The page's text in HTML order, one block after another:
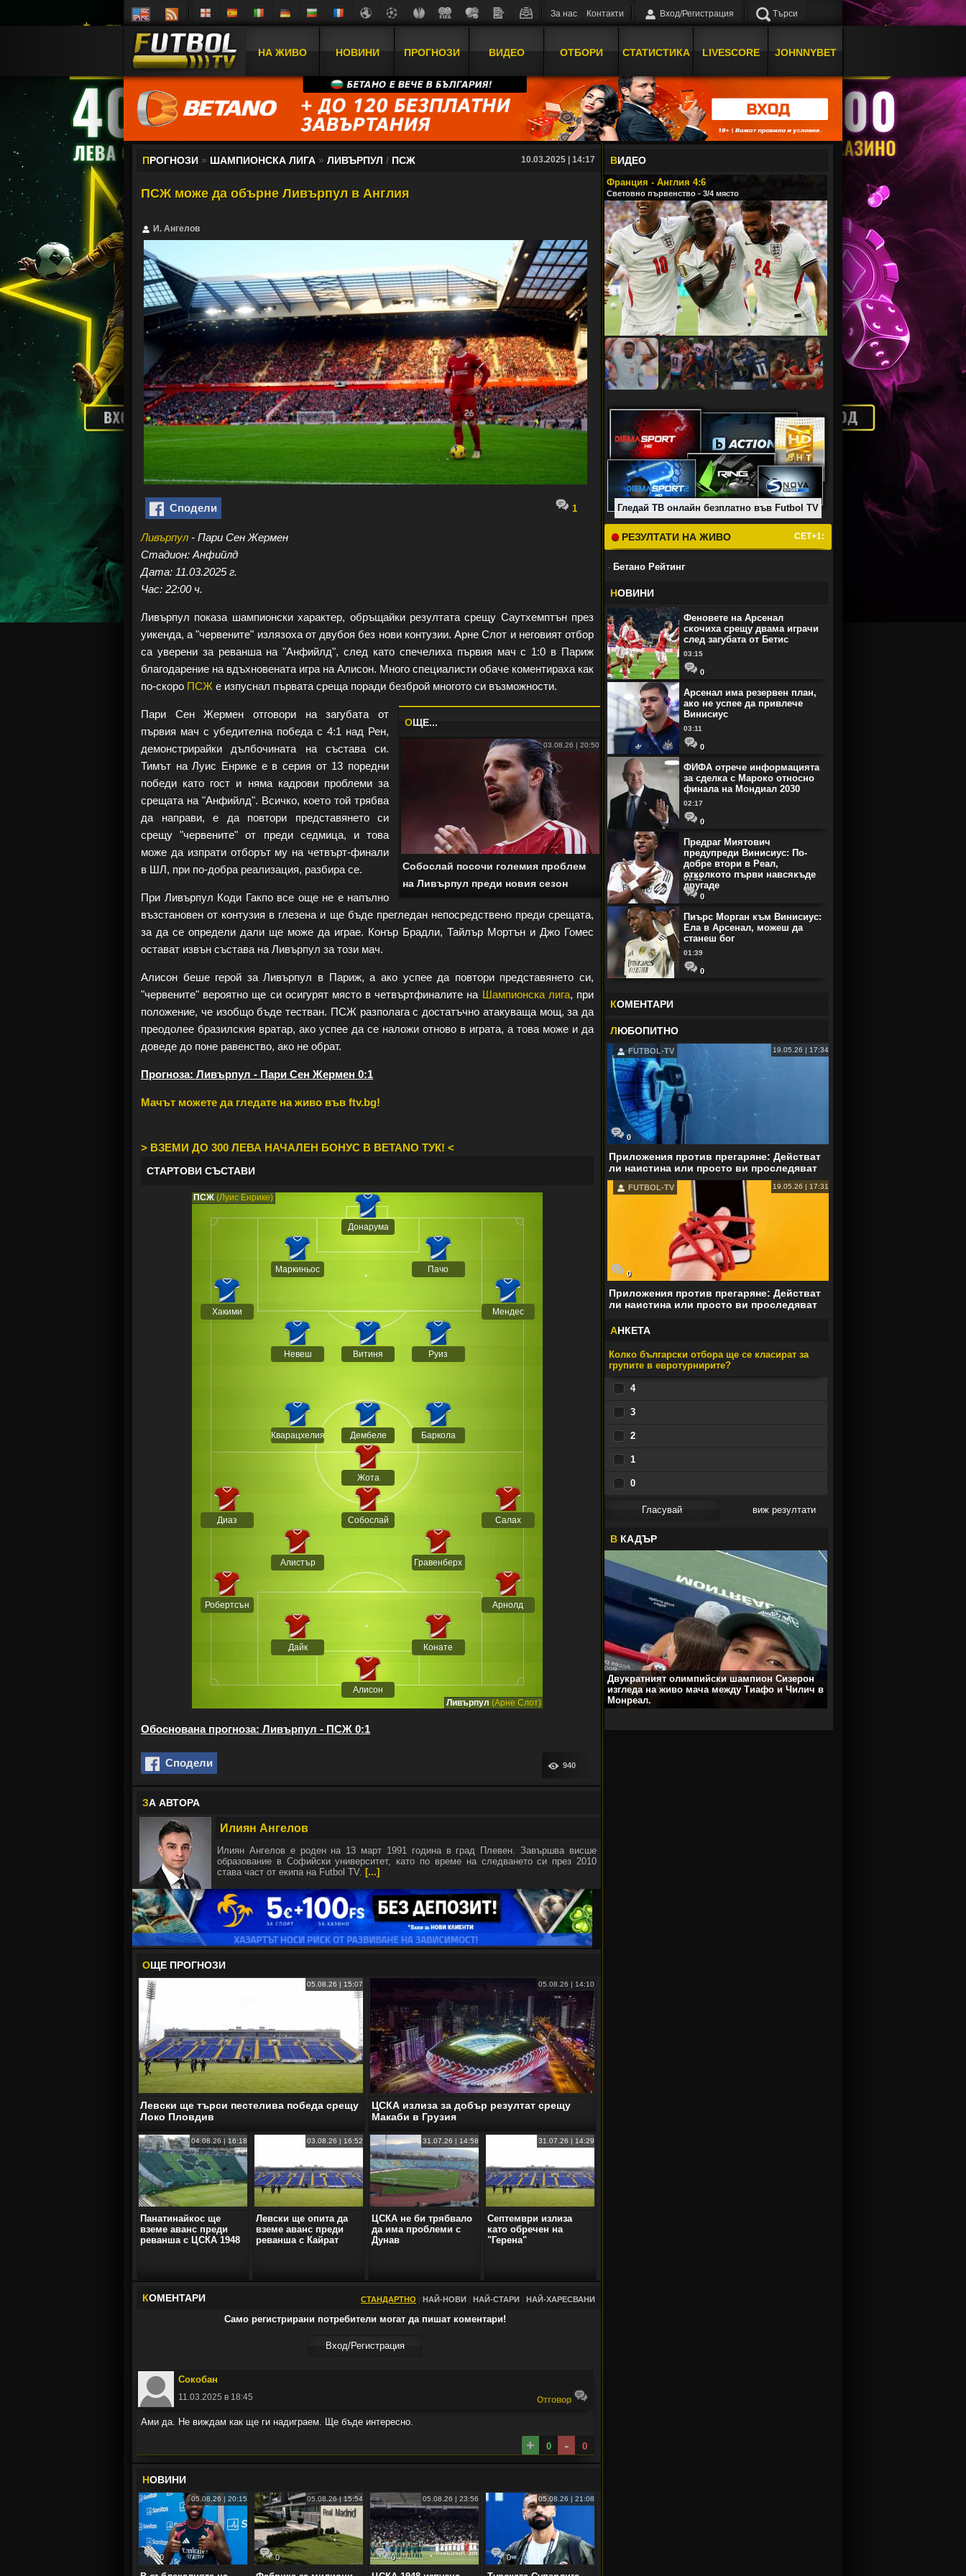
За нас Контакти Вход/Регистрация Търси
НА ЖИВО НОВИНИ ПРОГНОЗИ ВИДЕО ОТБОРИ СТАТИСТИКА LIVESCORE JOHNNYBET
ПРОГНОЗИ » ШАМПИОНСКА ЛИГА » ЛИВЪРПУЛ / ПСЖ 10.03.2025 | 14:17
ПСЖ може да обърне Ливърпул в Англия
И. Ангелов
Сподели 1
Ливърпул - Пари Сен Жермен
Стадион: Анфийлд
Дата: 11.03.2025 г.
Час: 22:00 ч.
Ливърпул показа шампионски характер, обръщайки резултата срещу Саутхемптън през
уикенда, а "червените" излязоха от двубоя без нови контузии. Арне Слот и неговият отбор
са уверени за реванша на "Анфийлд", след като спечелиха първия мач с 1:0 в Париж
благодарение на вдъхновената игра на Алисон. Много специалисти обаче коментираха как
по-скоро ПСЖ е изпуснал първата среща поради безброй многото си възможности.
OЩЕ...
03.08.26 | 20:50
Собослай посочи големия проблем
на Ливърпул преди новия сезон
Пари Сен Жермен отговори на загубата от
първия мач с убедителна победа с 4:1 над Рен,
демонстрирайки дълбочината на състава си.
Тимът на Луис Енрике е в серия от 13 поредни
победи като гост и няма кадрови проблеми за
срещата на "Анфийлд". Всичко, което той трябва
да направи, е да повтори представянето си
срещу "червените" от преди седмица, и това
може да изпрати отборът му на четвърт-финали
в ШЛ, при по-добра реализация, разбира се.
При Ливърпул Коди Гакпо все още не е напълно
възстановен от контузия в глезена и ще бъде прегледан непосредствено преди срещата,
за да се определи дали ще може да играе. Конър Брадли, Тайлър Мортън и Джо Гомес
остават извън състава на Ливърпул за този мач.
Алисон беше герой за Ливърпул в Париж, а ако успее да повтори представянето си,
"червените" вероятно ще си осигурят място в четвъртфиналите на Шампионска лига, при
положение, че изобщо бъде тестван. ПСЖ разполага с достатъчно атакуваща мощ, за да
преодолее бразилския вратар, ако успее да се наложи отново в играта, а това може и да
доведе до поне равенство, ако не обрат.
Прогноза: Ливърпул - Пари Сен Жермен 0:1
Мачът можете да гледате на живо във ftv.bg!
> ВЗЕМИ ДО 300 ЛЕВА НАЧАЛЕН БОНУС В BETANO ТУК! <
СТАРТОВИ СЪСТАВИ
ПСЖ (Луис Енрике)
Донарума
Маркиньос Пачо
Хакими Мендес
Невеш Витиня Руиз
Кварацхелия Дембеле Баркола
Жота
Диаз Собослай Салах
Алистър Гравенберх
Робертсън Арнолд
Дайк Конате
Алисон
Ливърпул (Арне Слот)
Обоснована прогноза: Ливърпул - ПСЖ 0:1
Сподели 940
ЗА АВТОРА
Илиян Ангелов
Илиян Ангелов е роден на 13 март 1991 година в град Плевен. Завършва висше
образование в Софийски университет, като по време на следването си през 2010
става част от екипа на Futbol TV. [...]
ОЩЕ ПРОГНОЗИ
05.08.26 | 15:07
Левски ще търси пестелива победа срещу
Локо Пловдив
05.08.26 | 14:10
ЦСКА излиза за добър резултат срещу
Макаби в Грузия
04.08.26 | 16:18
Панатинайкос ще
вземе аванс преди
реванша с ЦСКА 1948
03.08.26 | 16:52
Левски ще опита да
вземе аванс преди
реванша с Кайрат
31.07.26 | 14:58
ЦСКА не би трябвало
да има проблеми с
Дунав
31.07.26 | 14:29
Септември излиза
като обречен на
"Герена"
КОМЕНТАРИ СТАНДАРТНО НАЙ-НОВИ НАЙ-СТАРИ НАЙ-ХАРЕСВАНИ
Само регистрирани потребители могат да пишат коментари!
Вход/Регистрaция
Сокобан
11.03.2025 в 18:45 Oтговор
Ами да. Не виждам как ще ги надиграем. Ще бъде интересно.
+ 0 - 0
НОВИНИ
0
05.08.26 | 20:15
0
05.08.26 | 15:54
0
05.08.26 | 23:56
0
05.08.26 | 21:08
ВИДЕО
Франция - Англия 4:6
Световно първенство - 3/4 място
Гледай ТВ онлайн безплатно във Futbol TV
РЕЗУЛТАТИ НА ЖИВО СЕТ+1:
- Бетано Рейтинг
НОВИНИ
Феновете на Арсенал
скочиха срещу двама играчи
след загубата от Бетис
03:15
0
Арсенал има резервен план,
ако не успее да привлече
Винисиус
03:11
0
ФИФА отрече информацията
за сделка с Мароко относно
финала на Мондиал 2030
02:17
0
Предраг Миятович
предупреди Винисиус: По-
добре втори в Реал,
отколкото първи навсякъде
другаде
01:42
0
Пиърс Морган към Винисиус:
Ела в Арсенал, можеш да
станеш бог
01:39
0
КОМЕНТАРИ
ЛЮБОПИТНО
FUTBOL-TV 19.05.26 | 17:34
0
Приложения против прегаряне: Действат
ли наистина или просто ви проследяват
FUTBOL-TV 19.05.26 | 17:31
0
Приложения против прегаряне: Действат
ли наистина или просто ви проследяват
АНКЕТА
Колко български отбора ще се класират за
групите в евротурнирите?
4
3
2
1
0
виж резултати
В КАДЪР
Двукратният олимпийски шампион Сизерон
изгледа на живо мача между Тиафо и Чилич в
Монреал.